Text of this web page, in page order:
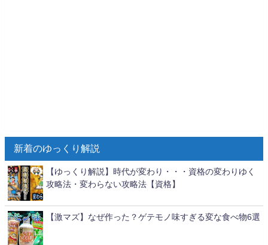
新着のゆっくり解説
【ゆっくり解説】時代が変わり・・・資格の変わりゆく
攻略法・変わらない攻略法【資格】
【激マズ】なぜ作った？ゲテモノ味すぎる変な食べ物6選